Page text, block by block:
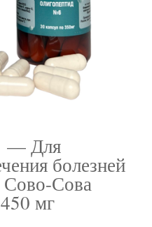
— Для
болезней
Сово-Сова
мг